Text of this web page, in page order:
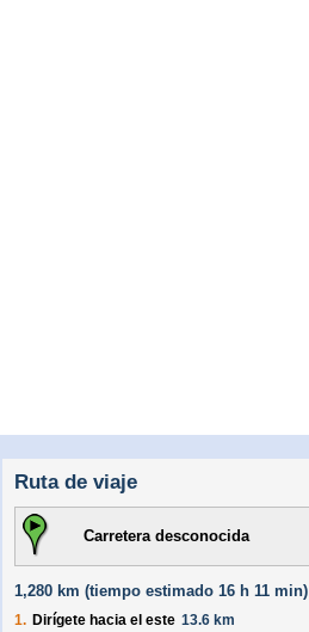
Ruta de viaje
Carretera desconocida
1,280 km (tiempo estimado 16 h 11 min)
1. Dirígete hacia el este 13.6 km